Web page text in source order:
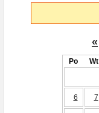
«
Po Wt
6 7